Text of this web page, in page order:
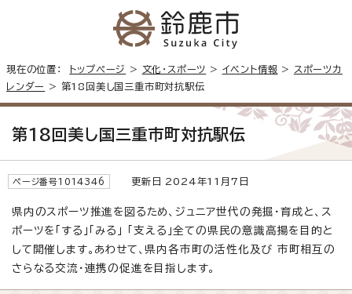
現在の位置： トップページ > 文化・スポーツ > イベント情報 > スポーツカ
レンダー
> 第18回美し国三重市町対抗駅伝
第18回美し国三重市町対抗駅伝
ページ番号1014346 更新日 2024年11月7日
県内のスポーツ推進を図るため、ジュニア世代の発掘・育成と、ス
ポーツを「する」「みる」 「支える」全ての県民の意識高揚を目的と
して開催します。あわせて、県内各市町の活性化及び 市町相互の
さらなる交流・連携の促進を目指します。